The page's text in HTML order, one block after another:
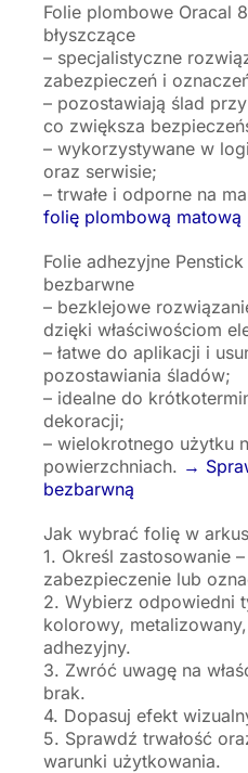
Folie plombowe Oracal
błyszczące
– specjalistyczne
zabezpieczeń i
– pozostawiają ślad
co zwiększa
– wykorzystywane w
oraz serwisie;
– trwałe i odporne na
folię plombową matową
Folie adhezyjne Penstick
bezbarwne
– bezklejowe
dzięki właściwościom
– łatwe do aplikacji i
pozostawiania śladów;
– idealne do
dekoracji;
– wielokrotnego użytku
powierzchniach. →
bezbarwną
Jak wybrać folię w
1. Określ zastosowanie
zabezpieczenie lub
2. Wybierz odpowiedni
kolorowy,
adhezyjny.
3. Zwróć uwagę na
brak.
4. Dopasuj efekt
5. Sprawdź trwałość
warunki użytkowania.